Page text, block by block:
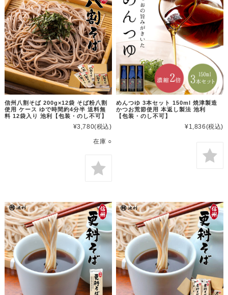
信州八割そば 200g×12袋 そば粉八割
使用 ケース ゆで時間約4分半 送料無
料 12袋入り 池利【包装・のし不可】
¥3,780(税込)
在庫 ○
めんつゆ 3本セット 150ml 焼津製造
かつお荒節使用 本返し製法 池利
【包装・のし不可】
¥1,836(税込)